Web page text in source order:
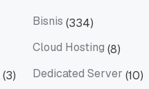
Bisnis (334)
Cloud Hosting (8)
(3) Dedicated Server (10)